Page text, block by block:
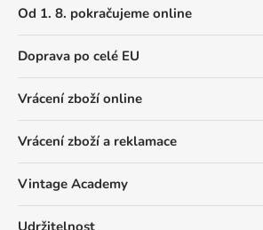
Od 1. 8. pokračujeme online
Doprava po celé EU
Vrácení zboží online
Vrácení zboží a reklamace
Vintage Academy
Udržitelnost